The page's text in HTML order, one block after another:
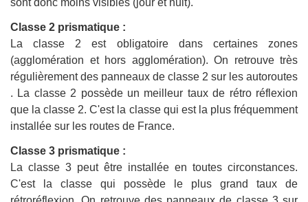
sont donc moins visibles (jour et nuit).
Classe 2 prismatique :
La classe 2 est obligatoire dans certaines zones
(agglomération et hors agglomération). On retrouve très
régulièrement des panneaux de classe 2 sur les autoroutes
. La classe 2 possède un meilleur taux de rétro réflexion
que la classe 2. C'est la classe qui est la plus fréquemment
installée sur les routes de France.
Classe 3 prismatique :
La classe 3 peut être installée en toutes circonstances.
C'est la classe qui possède le plus grand taux de